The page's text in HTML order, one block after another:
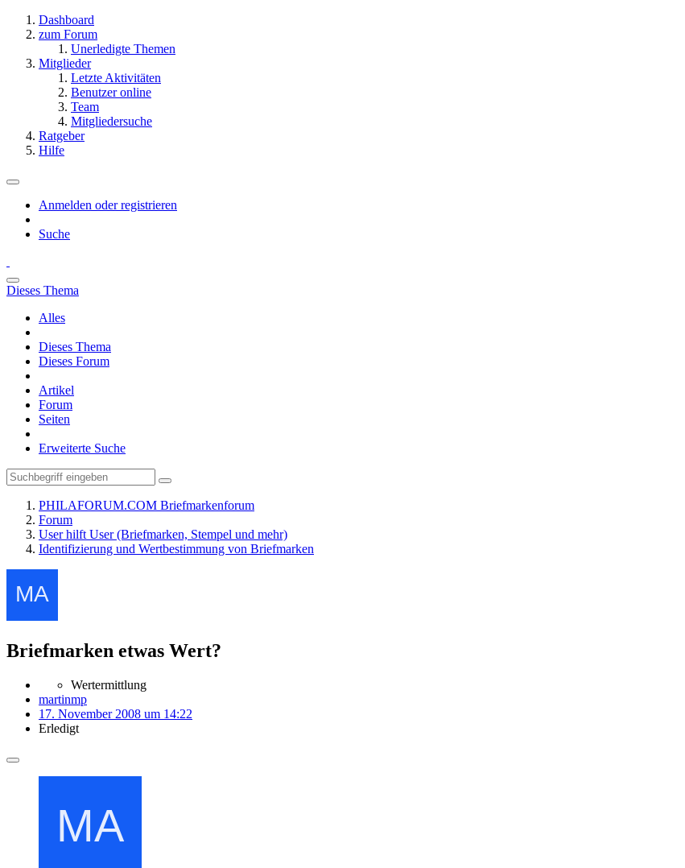
Dashboard
zum Forum
Unerledigte Themen
Mitglieder
Letzte Aktivitäten
Benutzer online
Team
Mitgliedersuche
Ratgeber
Hilfe
Anmelden oder registrieren
Suche
Dieses Thema
Alles
Dieses Thema
Dieses Forum
Artikel
Forum
Seiten
Erweiterte Suche
PHILAFORUM.COM Briefmarkenforum
Forum
User hilft User (Briefmarken, Stempel und mehr)
Identifizierung und Wertbestimmung von Briefmarken
Briefmarken etwas Wert?
Wertermittlung
martinmp
17. November 2008 um 14:22
Erledigt